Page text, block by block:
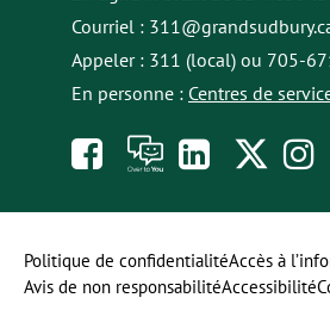
Courriel :
Appeler : 311 (local) ou 705-
En personne : Centres de
Like
us
on
Facebook
À
toi
la
opens
in
a
us
on
Politique de confidentialitéAccès à
Avis de non responsabilitéAccessibilité